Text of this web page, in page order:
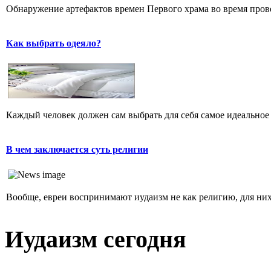
Обнаружение артефактов времен Первого храма во время
Как выбрать одеяло?
Каждый человек должен сам выбрать для себя самое
В чем заключается суть религии
Вообще, евреи воспринимают иудаизм не как религию, для
Иудаизм сегодня